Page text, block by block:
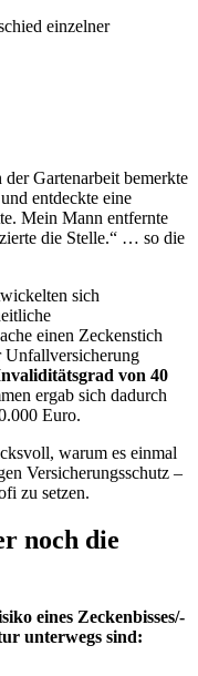
einzelner
Gartenarbeit bemerkte
entdeckte eine
Mein Mann entfernte
die Stelle.“ … so die
sich
einen Zeckenstich
Unfallversicherung
von 40
ergab sich dadurch
Euro.
warum es einmal
Versicherungsschutz –
zu setzen.
noch die
eines Zeckenbisses/-
unterwegs sind: